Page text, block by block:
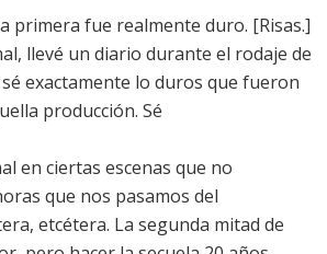
primera fue realmente duro. [Risas.]
llevé un diario durante el rodaje de
exactamente lo duros que fueron
producción. Sé
en ciertas escenas que no
que nos pasamos del
etcétera. La segunda mitad de